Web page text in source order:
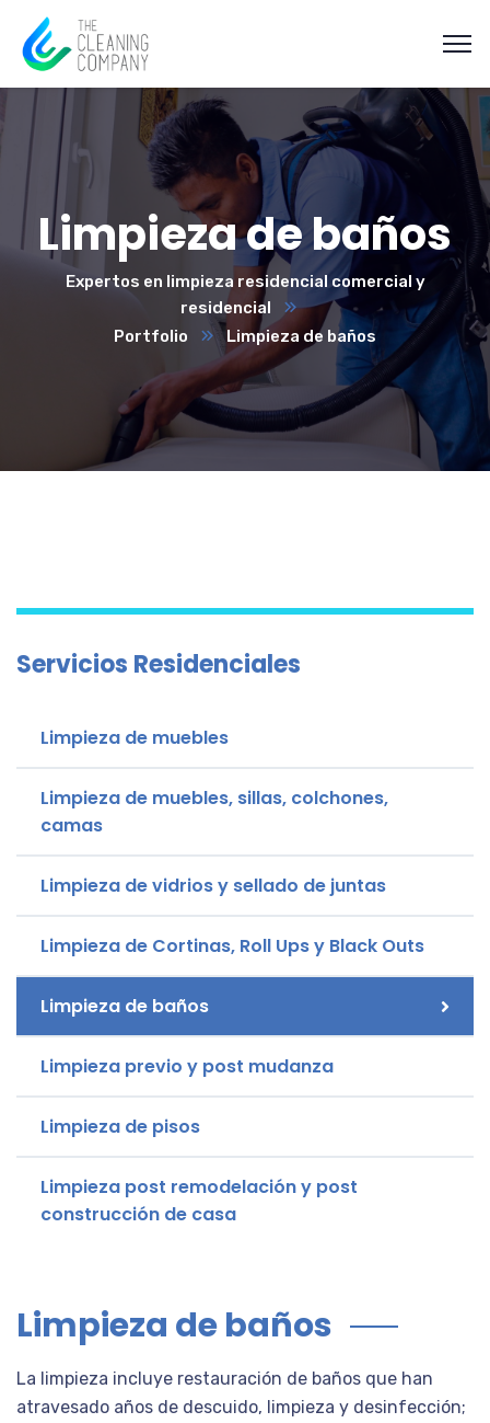
Limpieza de baños
Expertos en limpieza residencial comercial y
residencial
Portfolio
Limpieza de baños
Servicios Residenciales
Limpieza de muebles
Limpieza de muebles, sillas, colchones,
camas
Limpieza de vidrios y sellado de juntas
Limpieza de Cortinas, Roll Ups y Black Outs
Limpieza de baños
Limpieza previo y post mudanza
Limpieza de pisos
Limpieza post remodelación y post
construcción de casa
Limpieza de baños
La limpieza incluye restauración de baños que han
atravesado años de descuido, limpieza y desinfección;